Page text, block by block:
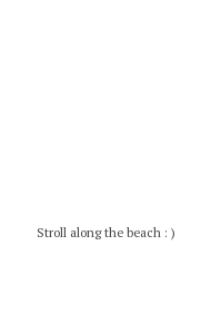
Stroll along the beach : )